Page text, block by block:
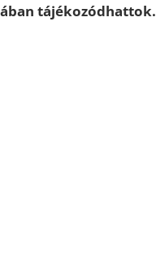
tájékozódhattok.